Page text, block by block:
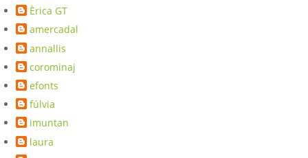
Èrica GT
amercadal
annallis
corominaj
efonts
fúlvia
imuntan
laura